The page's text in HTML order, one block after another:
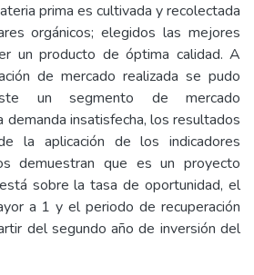
prima es cultivada y recolectada
orgánicos; elegidos las mejores
un producto de óptima calidad. A
de mercado realizada se pudo
un segmento de mercado
demanda insatisfecha, los resultados
la aplicación de los indicadores
demuestran que es un proyecto
sobre la tasa de oportunidad, el
a 1 y el periodo de recuperación
del segundo año de inversión del